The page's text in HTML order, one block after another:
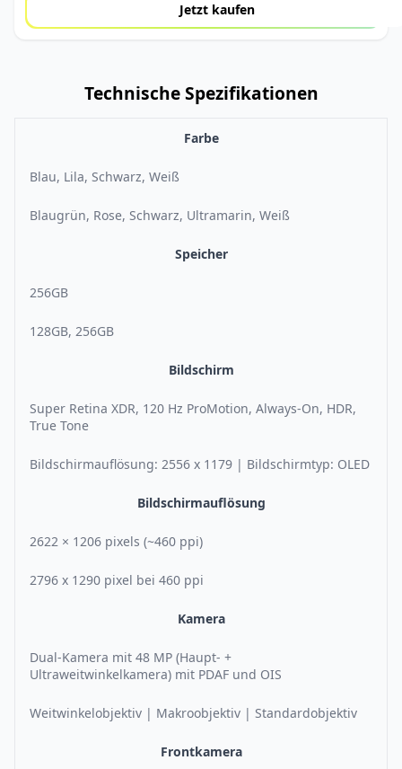
Jetzt kaufen
Technische Spezifikationen
Farbe
Blau, Lila, Schwarz, Weiß
Blaugrün, Rose, Schwarz, Ultramarin, Weiß
Speicher
256GB
128GB, 256GB
Bildschirm
Super Retina XDR, 120 Hz ProMotion, Always-On, HDR,
True Tone
Bildschirmauflösung: 2556 x 1179 | Bildschirmtyp: OLED
Bildschirmauflösung
2622 × 1206 pixels (~460 ppi)
2796 x 1290 pixel bei 460 ppi
Kamera
Dual-Kamera mit 48 MP (Haupt- +
Ultraweitwinkelkamera) mit PDAF und OIS
Weitwinkelobjektiv | Makroobjektiv | Standardobjektiv
Frontkamera